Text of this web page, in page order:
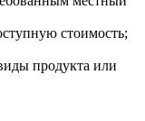
стоимость;
продукта или